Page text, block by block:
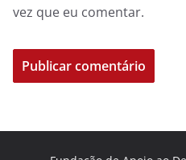
vez que eu comentar.